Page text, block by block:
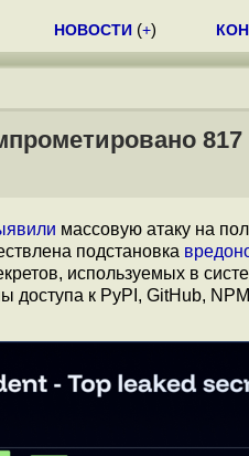
НОВОСТИ (+)
массовую атаку на
подстановка
используемых в
доступа к PyPI, GitHub,